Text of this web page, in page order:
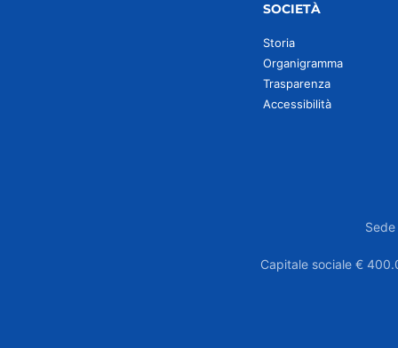
SOCIETÀ
Storia
Organigramma
Trasparenza
Accessibilità
Capitale sociale €